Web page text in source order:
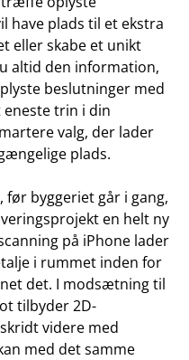
have plads til et ekstra
eller skabe et unikt
altid den information,
beslutninger med
trin i din
valg, der lader
plads.
før byggeriet går i gang,
en helt ny
på iPhone lader
i rummet inden for
det. I modsætning til
tilbyder 2D-
videre med
med det samme